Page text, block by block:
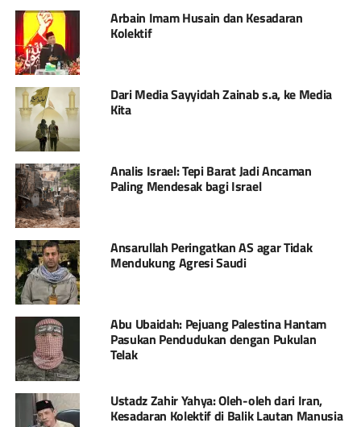
Arbain Imam Husain dan Kesadaran
Kolektif
Dari Media Sayyidah Zainab s.a, ke Media
Kita
Analis Israel: Tepi Barat Jadi Ancaman
Paling Mendesak bagi Israel
Ansarullah Peringatkan AS agar Tidak
Mendukung Agresi Saudi
Abu Ubaidah: Pejuang Palestina Hantam
Pasukan Pendudukan dengan Pukulan
Telak
Ustadz Zahir Yahya: Oleh-oleh dari Iran,
Kesadaran Kolektif di Balik Lautan Manusia